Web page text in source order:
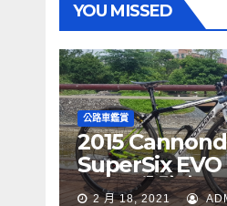
YOU MISSED
公路車鑑賞
2015
SuperSix EVO
MOD 公路車
2 月 18, 2021